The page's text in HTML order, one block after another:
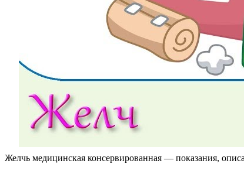
Желчь медицинская консервированная — показания,